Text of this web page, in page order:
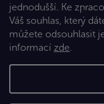
jednodušší. Ke
Váš souhlas, který
můžete odsouhlasit
informací zde.